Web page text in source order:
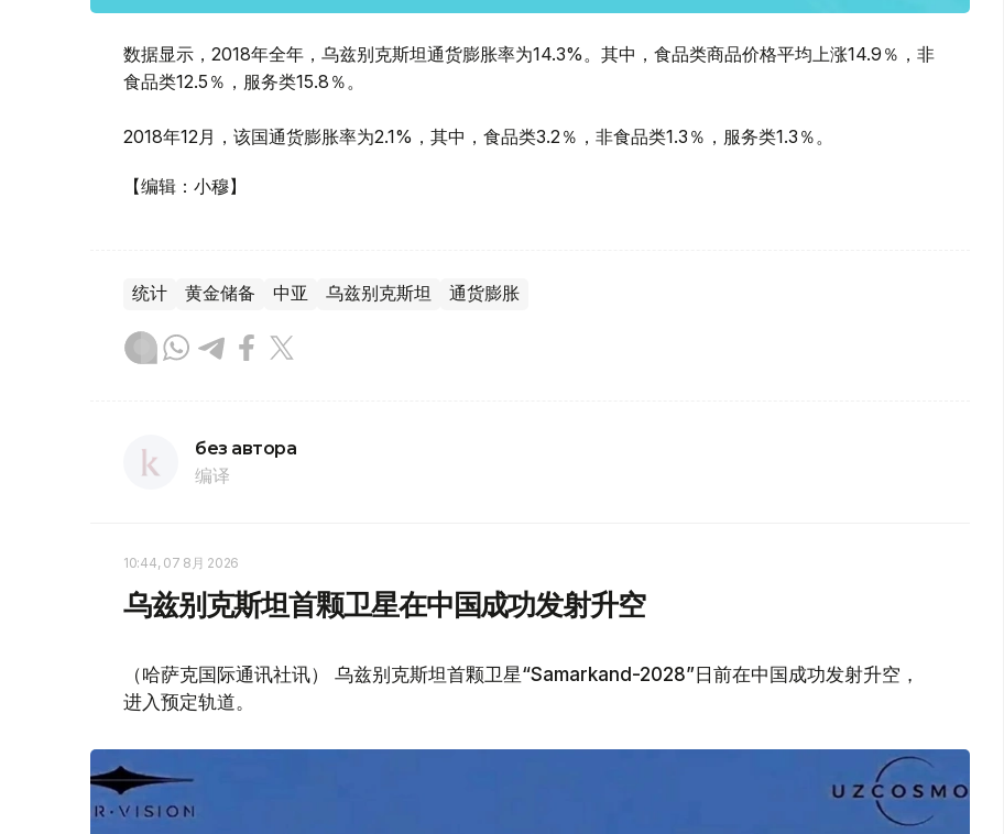
数据显示，2018年全年，乌兹别克斯坦通货膨胀率为14.3%。其中，食品类商品价格平均上涨14.9％，非
食品类12.5％，服务类15.8％。
2018年12月，该国通货膨胀率为2.1%，其中，食品类3.2％，非食品类1.3％，服务类1.3％。
【编辑：小穆】
统计 黄金储备 中亚 乌兹别克斯坦 通货膨胀
без автора
编译
10:44, 07 8月 2026
乌兹别克斯坦首颗卫星在中国成功发射升空
（哈萨克国际通讯社讯） 乌兹别克斯坦首颗卫星“Samarkand-2028”日前在中国成功发射升空，
进入预定轨道。